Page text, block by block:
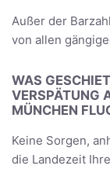
Außer der
von allen
WAS
VERSPÄTUNG
MÜNCHEN
Keine Sorgen,
die Landezeit